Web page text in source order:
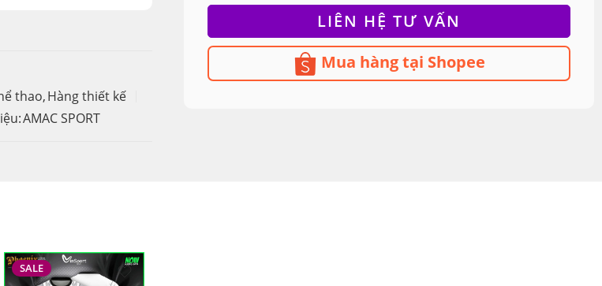
LIÊN HỆ TƯ VẤN
Mua hàng tại Shopee
thao,Hàng thiết kế
AMAC SPORT
SALE